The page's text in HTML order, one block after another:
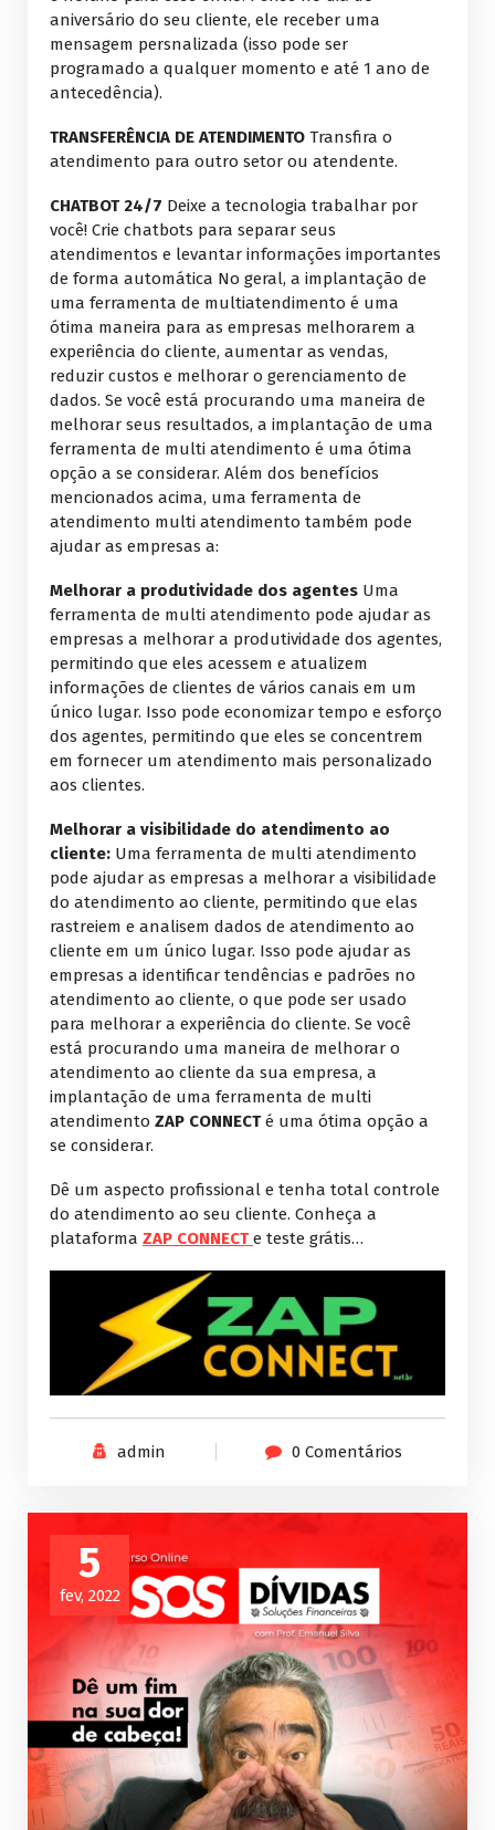
aniversário do seu cliente, ele receber uma
mensagem persnalizada (isso pode ser
programado a qualquer momento e até 1 ano de
antecedência).
TRANSFERÊNCIA DE ATENDIMENTO Transfira o
atendimento para outro setor ou atendente.
CHATBOT 24/7 Deixe a tecnologia trabalhar por
você! Crie chatbots para separar seus
atendimentos e levantar informações importantes
de forma automática No geral, a implantação de
uma ferramenta de multiatendimento é uma
ótima maneira para as empresas melhorarem a
experiência do cliente, aumentar as vendas,
reduzir custos e melhorar o gerenciamento de
dados. Se você está procurando uma maneira de
melhorar seus resultados, a implantação de uma
ferramenta de multi atendimento é uma ótima
opção a se considerar. Além dos benefícios
mencionados acima, uma ferramenta de
atendimento multi atendimento também pode
ajudar as empresas a:
Melhorar a produtividade dos agentes Uma
ferramenta de multi atendimento pode ajudar as
empresas a melhorar a produtividade dos agentes,
permitindo que eles acessem e atualizem
informações de clientes de vários canais em um
único lugar. Isso pode economizar tempo e esforço
dos agentes, permitindo que eles se concentrem
em fornecer um atendimento mais personalizado
aos clientes.
Melhorar a visibilidade do atendimento ao
cliente: Uma ferramenta de multi atendimento
pode ajudar as empresas a melhorar a visibilidade
do atendimento ao cliente, permitindo que elas
rastreiem e analisem dados de atendimento ao
cliente em um único lugar. Isso pode ajudar as
empresas a identificar tendências e padrões no
atendimento ao cliente, o que pode ser usado
para melhorar a experiência do cliente. Se você
está procurando uma maneira de melhorar o
atendimento ao cliente da sua empresa, a
implantação de uma ferramenta de multi
atendimento ZAP CONNECTé uma ótima opção a
se considerar.
Dê um aspecto profissional e tenha total controle
do atendimento ao seu cliente. Conheça a
plataforma ZAP CONNECTe teste grátis…
admin 0 Comentários
5
fev, 2022